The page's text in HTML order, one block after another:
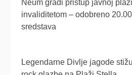
Neum gradi pristup javnoj
invaliditetom – odobreno
sredstava
Legendarne Divlje jagode